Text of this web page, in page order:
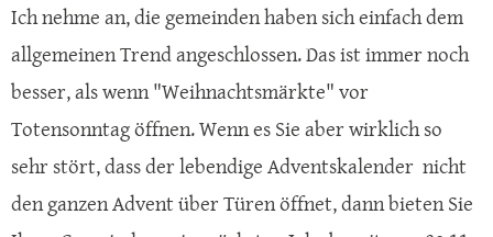
Ich nehme an, die gemeinden haben sich einfach dem
allgemeinen Trend angeschlossen. Das ist immer noch
besser, als wenn "Weihnachtsmärkte" vor
Totensonntag öffnen. Wenn es Sie aber wirklich so
sehr stört, dass der lebendige Adventskalender nicht
den ganzen Advent über Türen öffnet, dann bieten Sie